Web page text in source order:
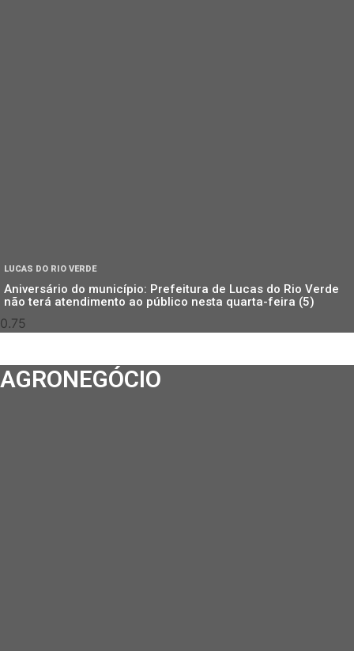
LUCAS DO RIO VERDE
Aniversário do município: Prefeitura de Lucas do Rio Verde
não terá atendimento ao público nesta quarta-feira (5)
AGRONEGÓCIO